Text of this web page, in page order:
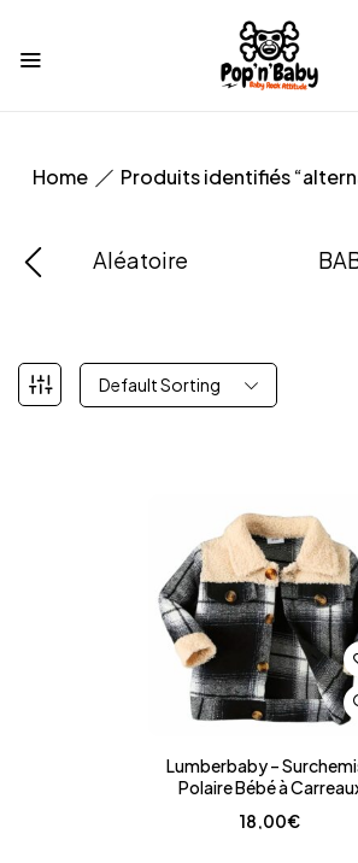
Home Produits identifiés
Aléatoire
Default Sorting
Lumberbaby –
Polaire Bébé à
18,00€